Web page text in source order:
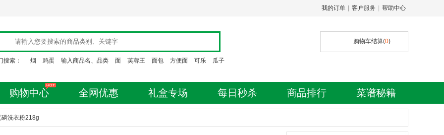
我的订单 客户服务 帮助中心
搜索： 烟 鸡蛋 输入商品名、品类 面 芙蓉王 面包 方便面 可乐 瓜子
购物车结算(0)
购物中心 全网优惠 礼盒专场 每日秒杀 商品排行 菜谱秘籍
洗衣粉218g